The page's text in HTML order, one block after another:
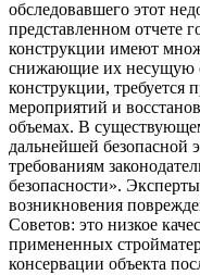
обследовавшего этот
представленном отчете
конструкции имеют
снижающие их несущую
конструкции, требуется
мероприятий и
объемах. В
дальнейшей безопасной
требованиям
безопасности».
возникновения
Советов: это низкое
примененных
консервации объекта